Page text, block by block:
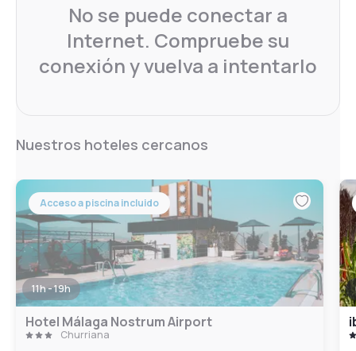
No se puede conectar a
Internet. Compruebe su
conexión y vuelva a intentarlo
Nuestros hoteles cercanos
Acceso a piscina incluido
11h - 19h
Hotel Málaga Nostrum Airport
Churriana